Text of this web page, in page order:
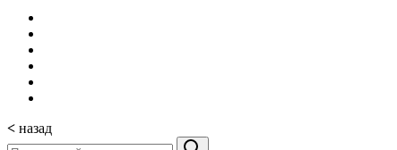
< назад